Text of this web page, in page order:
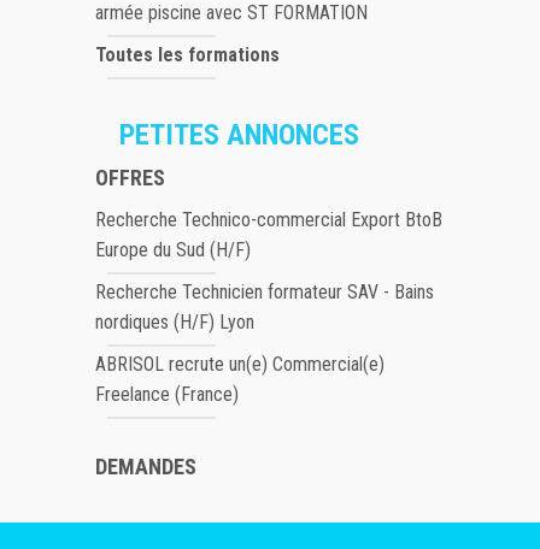
armée piscine avec ST FORMATION
Toutes les formations
PETITES ANNONCES
OFFRES
Recherche Technico-commercial Export BtoB
Europe du Sud (H/F)
Recherche Technicien formateur SAV - Bains
nordiques (H/F) Lyon
ABRISOL recrute un(e) Commercial(e)
Freelance (France)
DEMANDES